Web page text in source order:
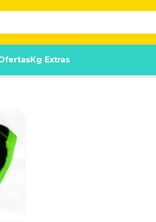
Kg Extras
Premium